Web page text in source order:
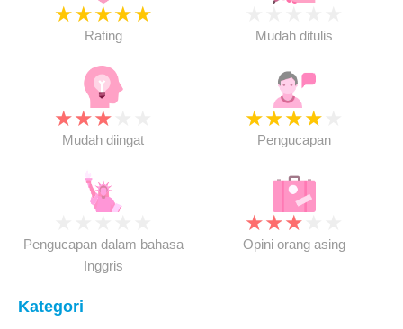
★★★★★
Rating Mudah ditulis
★★★
Mudah diingat
★★★★
Pengucapan
Pengucapan dalam bahasa
Inggris
★★★
Opini orang asing
Kategori